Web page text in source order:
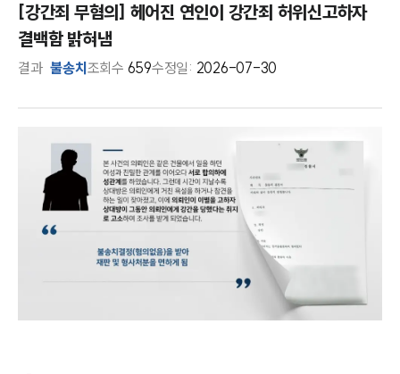
[강간죄 무혐의] 헤어진 연인이 강간죄 허위신고하자
결백함 밝혀냄
결과 불송치 조회수 659수정일: 2026-07-30